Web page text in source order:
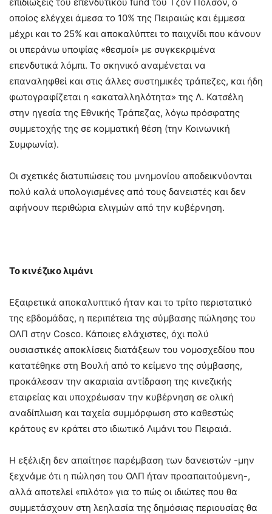
οποίος ελέγχει άμεσα το 10% της Πειραιώς και έμμεσα
μέχρι και το 25% και αποκαλύπτει το παιχνίδι που κάνουν
οι υπεράνω υποψίας «θεσμοί» με συγκεκριμένα
επενδυτικά λόμπι. Το σκηνικό αναμένεται να
επαναληφθεί και στις άλλες συστημικές τράπεζες, και ήδη
φωτογραφίζεται η «ακαταλληλότητα» της Λ. Κατσέλη
στην ηγεσία της Εθνικής Τράπεζας, λόγω πρόσφατης
συμμετοχής της σε κομματική θέση (την Κοινωνική
Συμφωνία).
Οι σχετικές διατυπώσεις του μνημονίου αποδεικνύονται
πολύ καλά υπολογισμένες από τους δανειστές και δεν
αφήνουν περιθώρια ελιγμών από την κυβέρνηση.
Το κινέζικο λιμάνι
Εξαιρετικά αποκαλυπτικό ήταν και το τρίτο περιστατικό
της εβδομάδας, η περιπέτεια της σύμβασης πώλησης του
ΟΛΠ στην Cosco. Κάποιες ελάχιστες, όχι πολύ
ουσιαστικές αποκλίσεις διατάξεων του νομοσχεδίου που
κατατέθηκε στη Βουλή από το κείμενο της σύμβασης,
προκάλεσαν την ακαριαία αντίδραση της κινεζικής
εταιρείας και υποχρέωσαν την κυβέρνηση σε ολική
αναδίπλωση και ταχεία συμμόρφωση στο καθεστώς
κράτους εν κράτει στο ιδιωτικό Λιμάνι του Πειραιά.
Η εξέλιξη δεν απαίτησε παρέμβαση των δανειστών -μην
ξεχνάμε ότι η πώληση του ΟΛΠ ήταν προαπαιτούμενη-,
αλλά αποτελεί «πιλότο» για το πώς οι ιδιώτες που θα
συμμετάσχουν στη λεηλασία της δημόσιας περιουσίας θα